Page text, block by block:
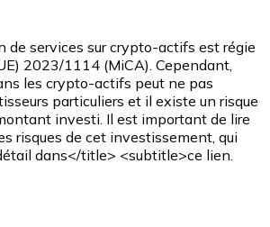
virement bancaire
de services sur crypto-actifs est régie
2023/1114 (MiCA). Cependant,
les crypto-actifs peut ne pas
particuliers et il existe un risque
investi. Il est important de lire
risques de cet investissement, qui
dans</title> <subtitle>ce lien.